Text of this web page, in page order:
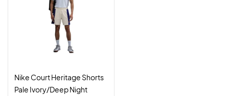
Nike Court Heritage Shorts
Pale Ivory/Deep Night